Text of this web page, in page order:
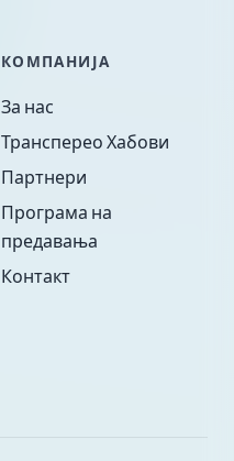
КОМПАНИЈА
За нас
Трансперео Хабови
Партнери
Програма на
предавања
Контакт